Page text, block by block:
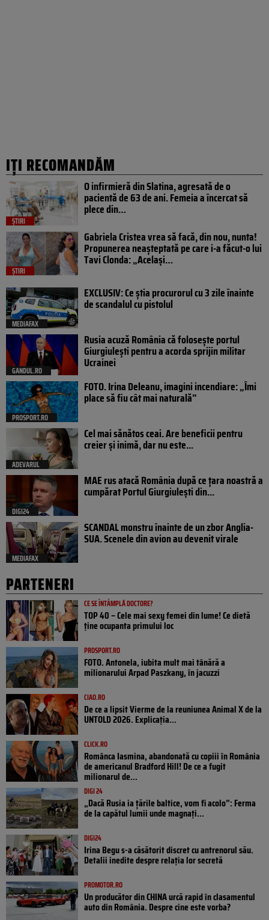
IȚI RECOMANDĂM
ȘTIRI
O infirmieră din Slatina, agresată de o
pacientă de 63 de ani. Femeia a încercat să
plece din…
ȘTIRI
Gabriela Cristea vrea să facă, din nou, nunta!
Propunerea neașteptată pe care i-a făcut-o lui
Tavi Clonda: „Același…
MEDIAFAX
EXCLUSIV: Ce știa procurorul cu 3 zile înainte
de scandalul cu pistolul
GANDUL.RO
Rusia acuză România că folosește portul
Giurgiulești pentru a acorda sprijin militar
Ucrainei
PROSPORT.RO
FOTO. Irina Deleanu, imagini incendiare: „Îmi
place să fiu cât mai naturală”
ADEVARUL
Cel mai sănătos ceai. Are beneficii pentru
creier și inimă, dar nu este...
DIGI24
MAE rus atacă România după ce țara noastră a
cumpărat Portul Giurgiulești din...
MEDIAFAX
SCANDAL monstru înainte de un zbor Anglia-
SUA. Scenele din avion au devenit virale
PARTENERI
CE SE ÎNTÂMPLĂ DOCTORE?
TOP 40 – Cele mai sexy femei din lume! Ce dietă
ține ocupanta primului loc
PROSPORT.RO
FOTO. Antonela, iubita mult mai tânără a
milionarului Arpad Paszkany, în jacuzzi
CIAO.RO
De ce a lipsit Vierme de la reuniunea Animal X de la
UNTOLD 2026. Explicația...
CLICK.RO
Românca Iasmina, abandonată cu copiii în România
de americanul Bradford Hill! De ce a fugit
milionarul de...
DIGI 24
„Dacă Rusia ia țările baltice, vom fi acolo”: Ferma
de la capătul lumii unde magnați...
DIGI24
Irina Begu s-a căsătorit discret cu antrenorul său.
Detalii inedite despre relația lor secretă
PROMOTOR.RO
Un producător din CHINA urcă rapid în clasamentul
auto din România. Despre cine este vorba?